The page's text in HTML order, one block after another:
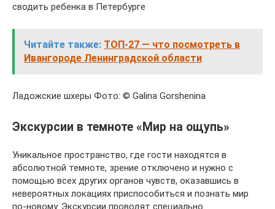
сводить ребенка в Петербурге
Читайте также: ТОП-27 — что посмотреть в
Ивангороде Ленинградской области
Ладожские шхеры Фото: © Galina Gorshenina
Экскурсии в темноте «Мир на ощупь»
Уникальное пространство, где гости находятся в
абсолютной темноте, зрение отключено и нужно с
помощью всех других органов чувств, оказавшись в
невероятных локациях приспособиться и познать мир
по-новому. Экскурсии проводят специально